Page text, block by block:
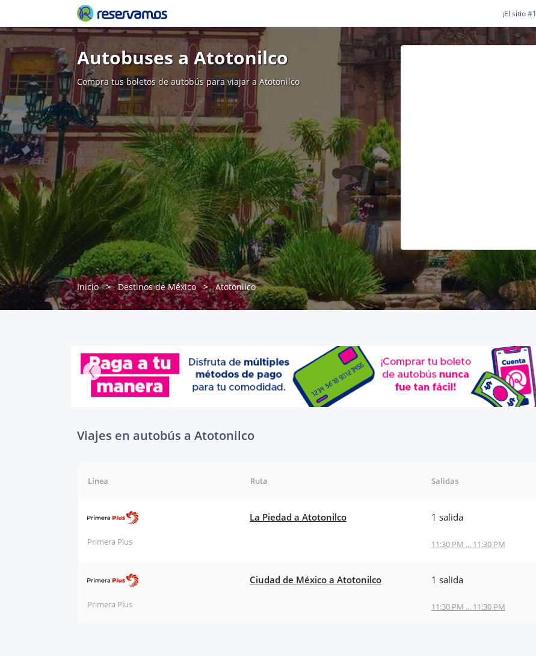
¡El sitio
Autobuses a Atotonilco
Compra tus boletos de autobús para viajar a Atotonilco
Inicio Destinos de México Atotonilco
Viajes en autobús a Atotonilco
Línea Ruta Salidas
Primera Plus
La Piedad a Atotonilco 1 salida
11:30 PM ... 11:30 PM
Primera Plus
Ciudad de México a Atotonilco 1 salida
11:30 PM ... 11:30 PM